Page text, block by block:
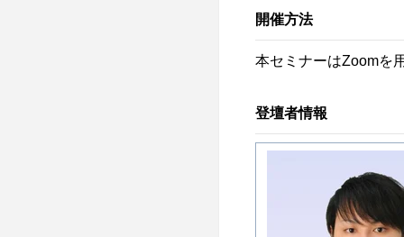
開催方法
本セミナーはZoomを
登壇者情報